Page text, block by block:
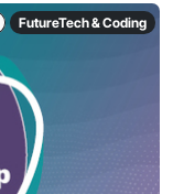
FutureTech & Coding